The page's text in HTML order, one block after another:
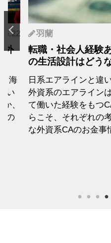
海
い
、
の
羽蘭
転職・社会人経験
の生活設計はどう
日系エアラインと違
外資系のエアライン
て働いた経験をもつ
らこそ、それぞれの
な外資系CAのお金事